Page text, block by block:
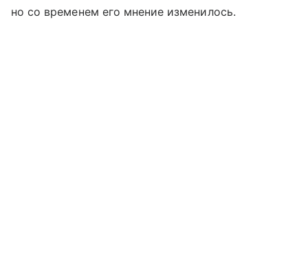
но со временем его мнение изменилось.